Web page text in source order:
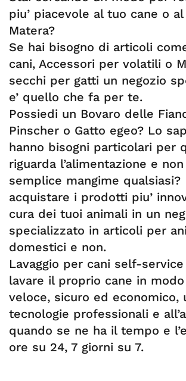
piu’ piacevole al tuo cane o
Matera?
Se hai bisogno di articoli
cani, Accessori per volatili o
secchi per gatti un negozio
e’ quello che fa per te.
Possiedi un Bovaro delle
Pinscher o Gatto egeo? Lo
hanno bisogni particolari per
riguarda l’alimentazione e
semplice mangime qualsiasi?
acquistare i prodotti piu’
cura dei tuoi animali in un
specializzato in articoli per
domestici e non.
Lavaggio per cani self-
lavare il proprio cane in
veloce, sicuro ed economico,
tecnologie professionali e
quando se ne ha il tempo e
ore su 24, 7 giorni su 7.